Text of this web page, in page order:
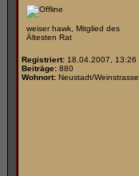
weiser hawk, Mitglied des
Ältesten Rat
Registriert:18.04.2007, 13:26
Beiträge:880
Wohnort:Neustadt/Weinstrasse